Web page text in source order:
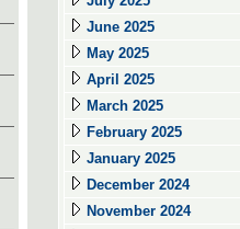
June 2025
May 2025
April 2025
March 2025
February 2025
January 2025
December 2024
November 2024